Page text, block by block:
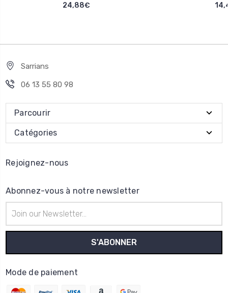
24,88€
Sarrians
06 13 55 80 98
Parcourir
Catégories
Rejoignez-nous
Abonnez-vous à notre newsletter
e-
mail
Mode de paiement